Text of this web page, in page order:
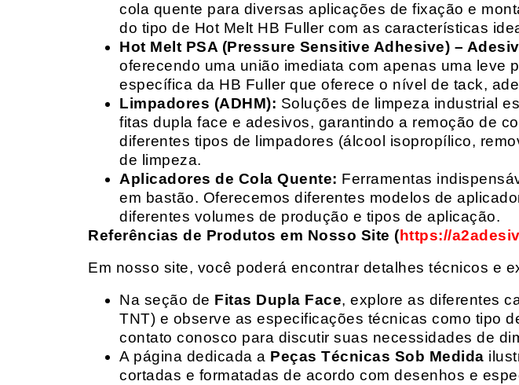
cola quente para diversas aplicações de fixação e
do tipo de Hot Melt HB Fuller com as características
Hot Melt PSA (Pressure Sensitive Adhesive) –
oferecendo uma união imediata com apenas uma leve
específica da HB Fuller que oferece o nível de tack,
Limpadores (ADHM): Soluções de limpeza industrial
fitas dupla face e adesivos, garantindo a remoção de
diferentes tipos de limpadores (álcool isopropílico,
de limpeza.
Aplicadores de Cola Quente: Ferramentas
em bastão. Oferecemos diferentes modelos de
diferentes volumes de produção e tipos de aplicação.
Referências de Produtos em Nosso Site (https://
Em nosso site, você poderá encontrar detalhes técnicos e
Na seção de Fitas Dupla Face, explore as diferentes
TNT) e observe as especificações técnicas como tipo
contato conosco para discutir suas necessidades de
A página dedicada a Peças Técnicas Sob Medida
cortadas e formatadas de acordo com desenhos e